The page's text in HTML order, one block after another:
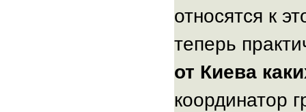
относятся к
теперь
от Киева
координатор